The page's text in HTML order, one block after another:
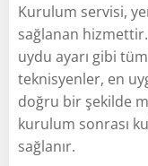
Kurulum servisi,
sağlanan
uydu ayarı gibi
teknisyenler, en
doğru bir şekilde
kurulum sonrası
sağlanır.